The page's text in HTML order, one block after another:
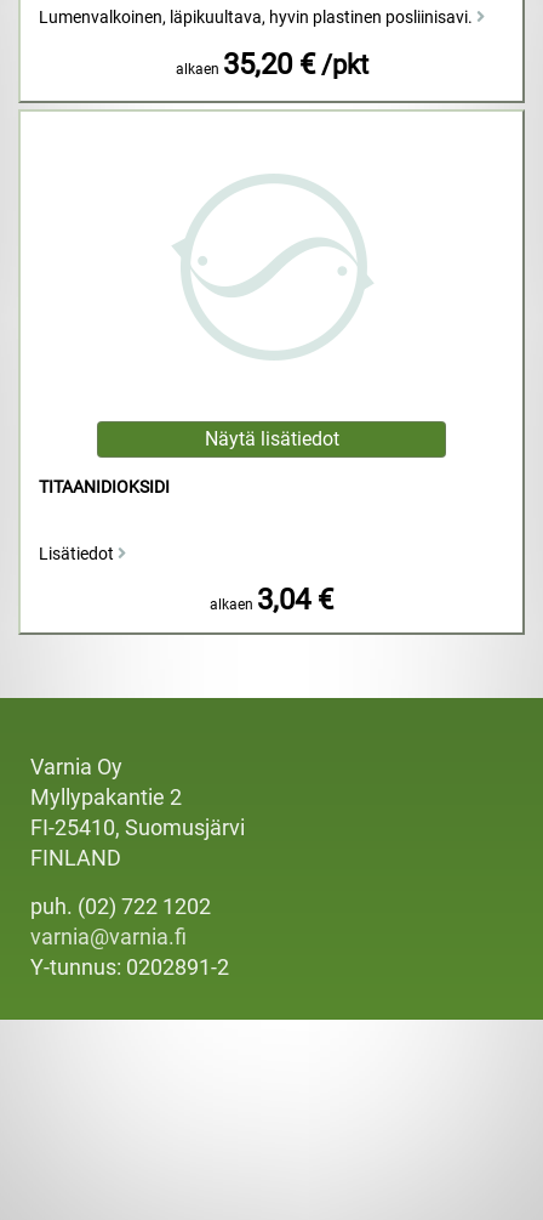
Lumenvalkoinen, läpikuultava, hyvin plastinen posliinisavi.
alkaen 35,20 € /pkt
TITAANIDIOKSIDI
Lisätiedot
alkaen 3,04 €
Varnia Oy
Myllypakantie 2
FI-25410, Suomusjärvi
FINLAND
puh. (02) 722 1202
varnia@varnia.fi
Y-tunnus: 0202891-2